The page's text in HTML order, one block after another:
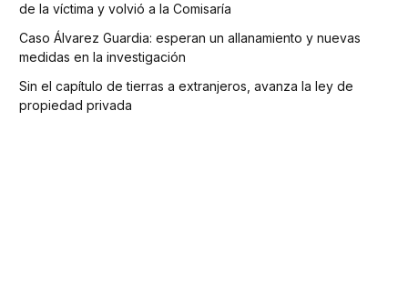
de la víctima y volvió a la Comisaría
Caso Álvarez Guardia: esperan un allanamiento y nuevas
medidas en la investigación
Sin el capítulo de tierras a extranjeros, avanza la ley de
propiedad privada